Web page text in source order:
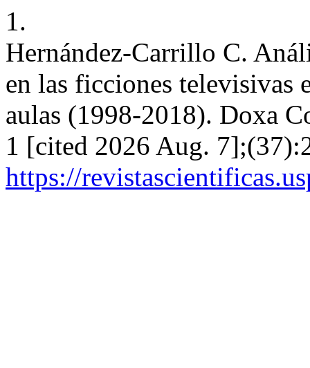
1.
Hernández-Carrillo C.
en las ficciones televisivas
aulas (1998-2018). Doxa
1 [cited 2026 Aug.
https://